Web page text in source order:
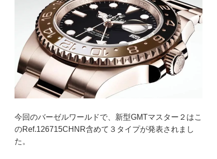
今回のバーゼルワールドで、新型GMTマスター２はこ
のRef.126715CHNR含めて３タイプが発表されまし
た。